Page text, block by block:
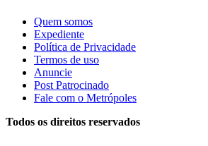
Quem somos
Expediente
Política de Privacidade
Termos de uso
Anuncie
Post Patrocinado
Fale com o Metrópoles
Todos os direitos reservados